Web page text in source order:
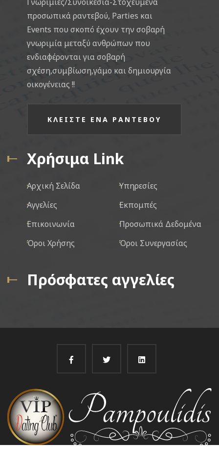
προσωπικά ραντεβού, Parties και
Events που σκοπό έχουν την σοβαρή
γνωριμία μεταξύ ανθρώπων που
ενδιαφέρονται για σοβαρή
σχέση,συμβίωση,γάμο και δημιουργία
οικογένειας !!
ΚΛΕΙΣΤΕ ΕΝΑ ΡΑΝΤΕΒΟΥ
Χρήσιμα Link
Αρχική Σελίδα
Υπηρεσίες
Αγγελίες
Εκπομπές
Επικοινωνία
Προσωπικά Δεδομένα
Όροι Χρήσης
Όροι Συνεργασίας
Πρόσφατες αγγελίες